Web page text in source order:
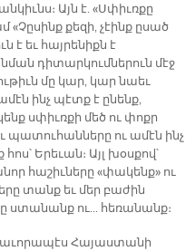
Այն է. «Սփիւռքը
քեզի, չէինք ըսած
է եւ հայրենիքն է
նման դիտարկումներուն մէջ
մը կար, կար նաեւ
ինչ պէտք է ընենք,
սփիւռքի մեծ ու փոքր
պատուհանները ու ամէն ինչ
Երեւան։ Այլ խօսքով՝
հաշիւները «փակենք» ու
տանք եւ մեր բաժին
ստանանք ու... հեռանանք։
Հայաստանի